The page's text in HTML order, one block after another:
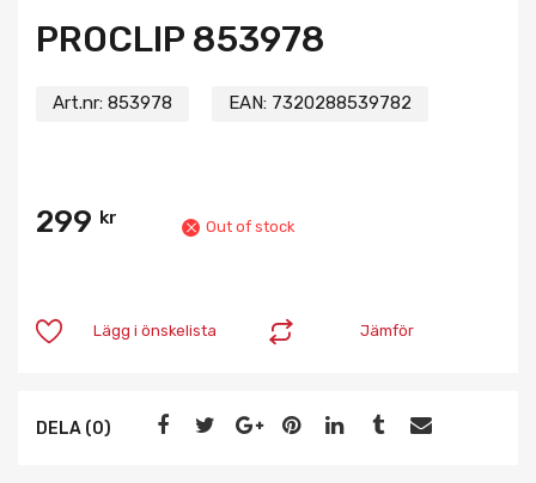
PROCLIP 853978
Art.nr: 853978 EAN: 7320288539782
299 kr Out of stock
Jämför
Lägg i önskelista
DELA (0)